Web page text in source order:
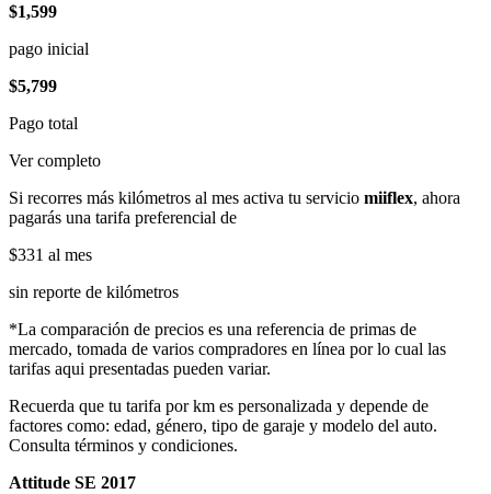
$1,599
pago inicial
$5,799
Pago total
Ver completo
Si recorres más kilómetros al mes activa tu servicio miiflex, ahora
pagarás una tarifa preferencial de
$331 al mes
sin reporte de kilómetros
*La comparación de precios es una referencia de primas de
mercado, tomada de varios compradores en línea por lo cual las
tarifas aqui presentadas pueden variar.
Recuerda que tu tarifa por km es personalizada y depende de
factores como: edad, género, tipo de garaje y modelo del auto.
Consulta términos y condiciones.
Attitude SE 2017